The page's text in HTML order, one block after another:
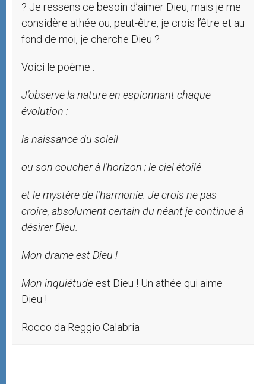
? Je ressens ce besoin d’aimer Dieu, mais je me
considère athée ou, peut-être, je crois l’être et au
fond de moi, je cherche Dieu ?
Voici le poème :
J’observe la nature en espionnantchaque
évolution :
lanaissancedu soleil
ou son coucherà l’horizon ; le ciel étoilé
etlemystèrede l’harmonie. Je crois nepas
croire, absolumentcertain du néantje continueà
désirer Dieu.
Mon drameest Dieu !
Mon inquiétude est Dieu ! Un athée qui aime
Dieu !
Rocco da Reggio Calabria